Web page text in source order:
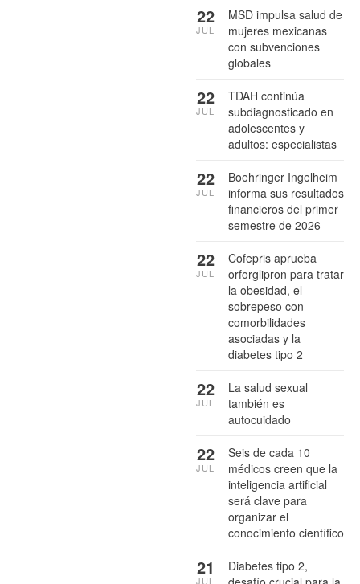
MSD impulsa salud de
mujeres mexicanas
con subvenciones
globales
22
JUL
TDAH continúa
subdiagnosticado en
adolescentes y
adultos: especialistas
22
JUL
Boehringer Ingelheim
informa sus resultados
financieros del primer
semestre de 2026
22
JUL
Cofepris aprueba
orforglipron para tratar
la obesidad, el
sobrepeso con
comorbilidades
asociadas y la
diabetes tipo 2
22
JUL
La salud sexual
también es
autocuidado
22
JUL
Seis de cada 10
médicos creen que la
inteligencia artificial
será clave para
organizar el
conocimiento científico
22
JUL
Diabetes tipo 2,
21
JUL